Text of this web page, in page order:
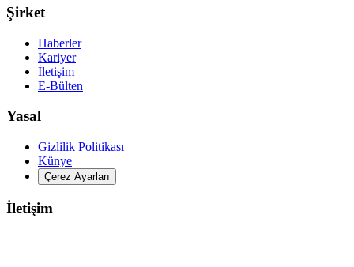
Şirket
Haberler
Kariyer
İletişim
E-Bülten
Yasal
Gizlilik Politikası
Künye
Çerez Ayarları
İletişim